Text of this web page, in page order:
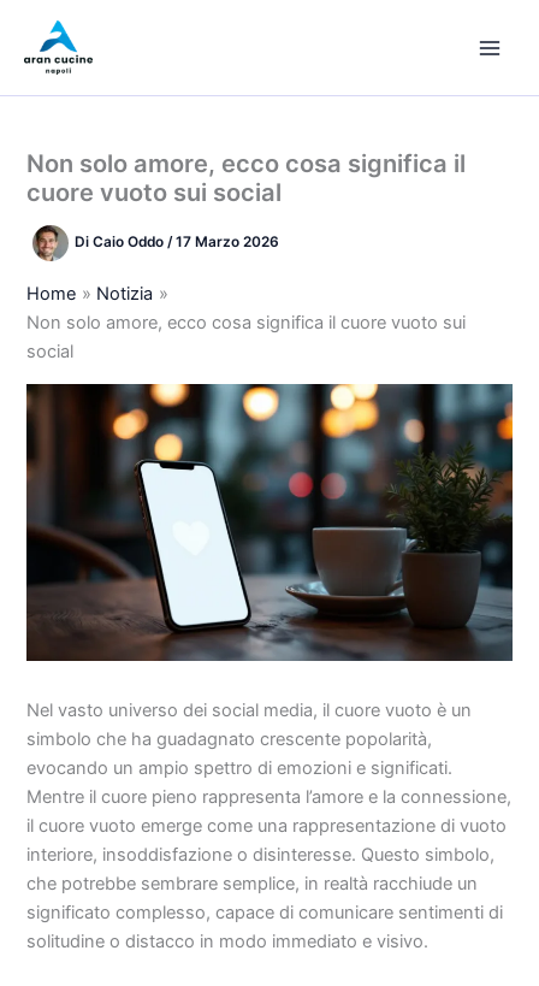
contenuto
Non solo amore, ecco cosa significa il
cuore vuoto sui social
DiCaio Oddo/17 Marzo 2026
Home
Notizia
Non solo amore, ecco cosa significa il cuore vuoto sui
social
Nel vasto universo dei social media, il cuore vuoto è un
simbolo che ha guadagnato crescente popolarità,
evocando un ampio spettro di emozioni e significati.
Mentre il cuore pieno rappresenta l’amore e la connessione,
il cuore vuoto emerge come una rappresentazione di vuoto
interiore, insoddisfazione o disinteresse. Questo simbolo,
che potrebbe sembrare semplice, in realtà racchiude un
significato complesso, capace di comunicare sentimenti di
solitudine o distacco in modo immediato e visivo.